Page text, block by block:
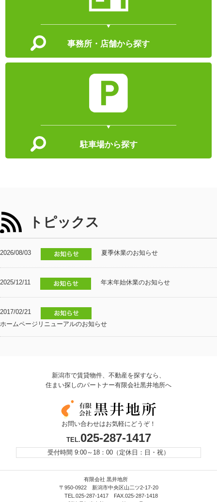
事務所・店舗から探す
駐車場から探す
トピックス
2026/08/03 夏季休業のお知らせ
2025/12/11 年末年始休業のお知らせ
2017/02/21
ホームページリニューアルのお知らせ
新潟市で賃貸物件、不動産を探すなら、
住まい探しのパートナー有限会社黒井地所へ
お問い合わせはお気軽にどうぞ！
TEL.025-287-1417
受付時間 9:00～18：00（定休日：日・祝）
有限会社 黒井地所
〒950-0922 新潟市中央区山二ツ2-17-20
TEL.025-287-1417 FAX.025-287-1418